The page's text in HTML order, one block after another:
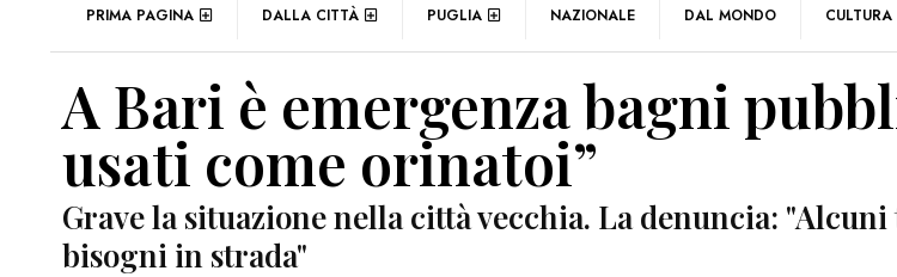
PRIMA PAGINA DALLA CITTÀ PUGLIA NAZIONALE DAL MONDO CULTURA
A Bari è emergenza bagni
usati come orinatoi”
Grave la situazione nella città vecchia. La denuncia:
bisogni in strada"